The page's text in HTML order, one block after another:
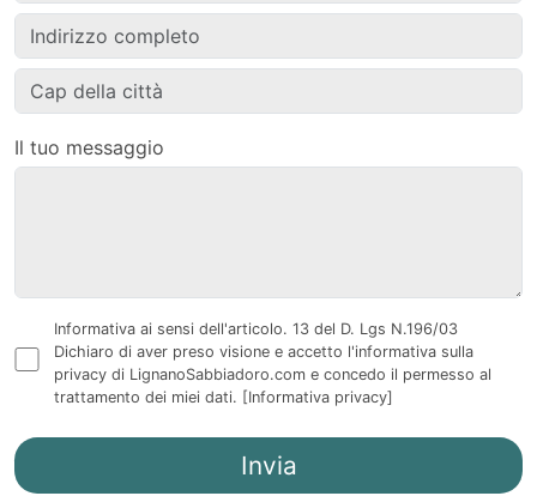
Il tuo messaggio
Informativa ai sensi dell'articolo. 13 del D. Lgs N.196/03
Dichiaro di aver preso visione e accetto l'informativa sulla
privacy di LignanoSabbiadoro.com e concedo il permesso al
trattamento dei miei dati. [Informativa privacy]